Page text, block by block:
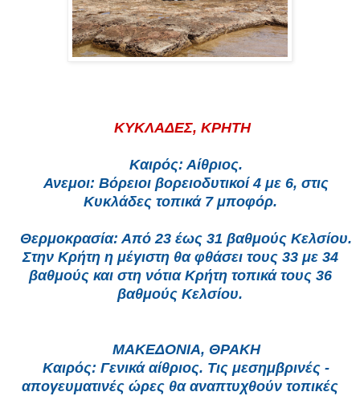
ΚΥΚΛΑΔΕΣ, ΚΡΗΤΗ
Καιρός: Αίθριος.
Ανεμοι: Βόρειοι βορειοδυτικοί 4 με 6, στις
Κυκλάδες τοπικά 7 μποφόρ.
Θερμοκρασία: Από 23 έως 31 βαθμούς Κελσίου.
Στην Κρήτη η μέγιστη θα φθάσει τους 33 με 34
βαθμούς και στη νότια Κρήτη τοπικά τους 36
βαθμούς Κελσίου.
ΜΑΚΕΔΟΝΙΑ, ΘΡΑΚΗ
Καιρός: Γενικά αίθριος. Τις μεσημβρινές -
απογευματινές ώρες θα αναπτυχθούν τοπικές